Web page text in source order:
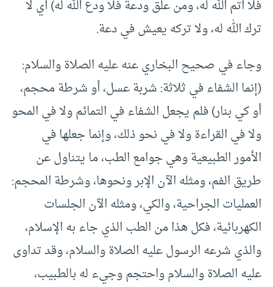
فلا أتم الله له، ومن علق ودعة فلا ودع الله له) أي لا
ترك الله له، ولا تركه يعيش في دعة.
وجاء في صحيح البخاري عنه عليه الصلاة والسلام:
(إنما الشفاء في ثلاثة: شربة عسل، أو شرطة محجم،
أو كي بنار) فلم يجعل الشفاء في التمائم ولا في المحو
ولا في القراءة ولا في نحو ذلك، وإنما جعلها في
الأمور الطبيعية وهي جوامع الطب، ما يتناول عن
طريق الفم، ومثله الآن الإبر ونحوها، وشرطة المحجم:
العمليات الجراحية، والكي، ومثله الآن الجلسات
الكهربائية، فكل هذا من الطب الذي جاء به الإسلام،
والذي شرعه الرسول عليه الصلاة والسلام، وقد تداوى
عليه الصلاة والسلام واحتجم وجيء له بالطبيب،